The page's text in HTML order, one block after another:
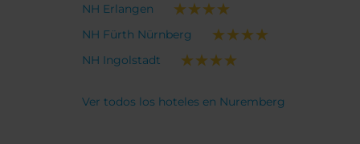
NH Erlangen
NH Fürth Nürnberg
NH Ingolstadt
Ver todos los hoteles en Nuremberg